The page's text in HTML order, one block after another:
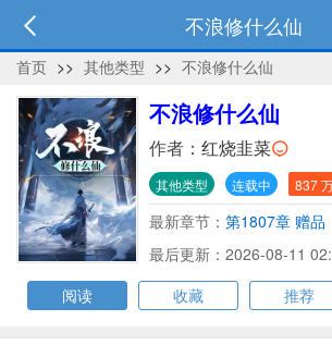
不浪修什么仙
首页 >> 其他类型 >> 不浪修什么仙
不浪修什么仙
作者： 红烧韭菜
其他类型 连载中 837
最新章节： 第1807章 赠品
最后更新：2026-08-11
阅读
收藏 推荐